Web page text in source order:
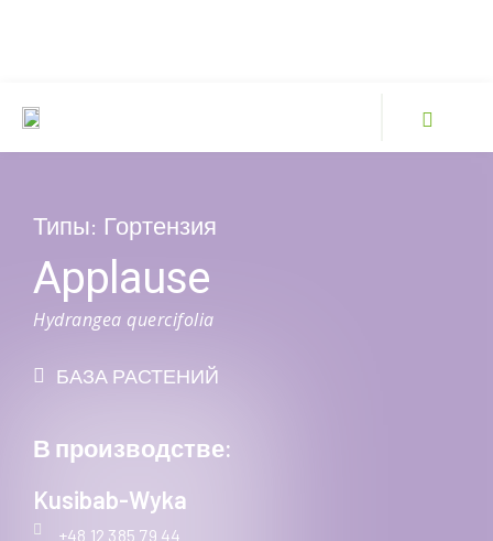
Типы: Гортензия
Applause
Hydrangea quercifolia
БАЗА РАСТЕНИЙ
В производстве:
Kusibab-Wyka
+48 12 385 79 44